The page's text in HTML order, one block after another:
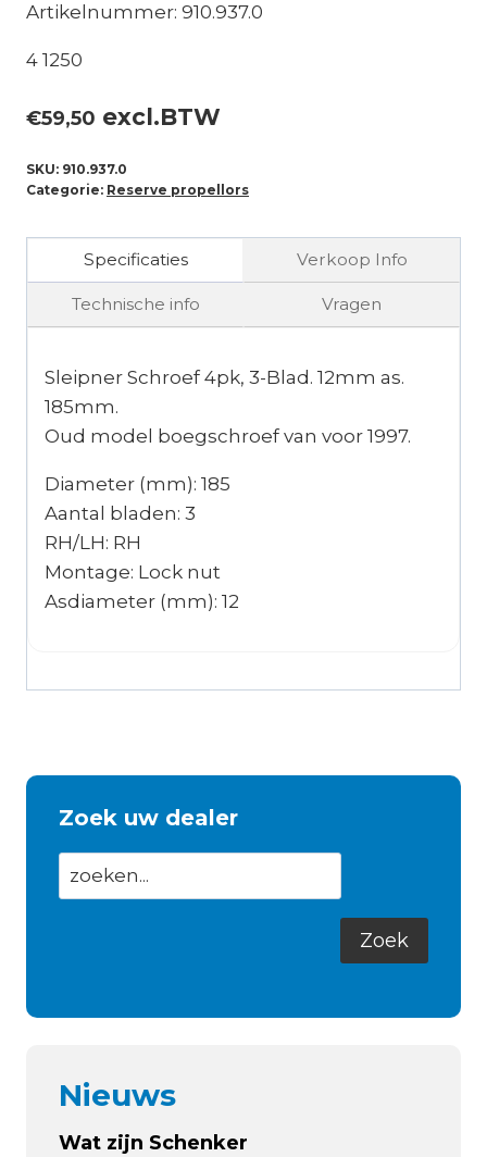
Artikelnummer: 910.937.0
4 1250
€59,50 excl.BTW
SKU: 910.937.0
Categorie: Reserve propellors
Specificaties Verkoop Info
Technische info Vragen
Sleipner Schroef 4pk, 3-Blad. 12mm as.
185mm.
Oud model boegschroef van voor 1997.
Diameter (mm): 185
Aantal bladen: 3
RH/LH: RH
Montage: Lock nut
Asdiameter (mm): 12
Zoek uw dealer
Nieuws
Wat zijn Schenker